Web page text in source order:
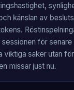
känslan av
för
viktiga saker utan
missar just nu.